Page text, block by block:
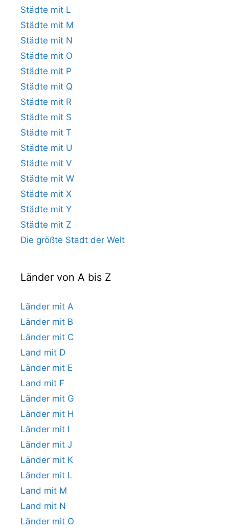
Städte mit L
Städte mit M
Städte mit N
Städte mit O
Städte mit P
Städte mit Q
Städte mit R
Städte mit S
Städte mit T
Städte mit U
Städte mit V
Städte mit W
Städte mit X
Städte mit Y
Städte mit Z
Die größte Stadt der Welt
Länder von A bis Z
Länder mit A
Länder mit B
Länder mit C
Land mit D
Länder mit E
Land mit F
Länder mit G
Länder mit H
Länder mit I
Länder mit J
Länder mit K
Länder mit L
Land mit M
Land mit N
Länder mit O